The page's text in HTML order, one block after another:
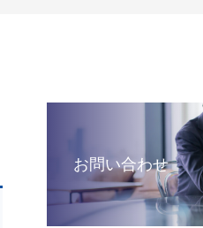
お問い合わせ